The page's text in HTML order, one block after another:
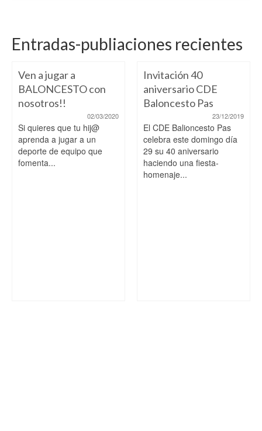
Entradas-publiaciones recientes
Ven a jugar a
BALONCESTO con
nosotros!!
02/03/2020
Si quieres que tu hij@
aprenda a jugar a un
deporte de equipo que
fomenta...
Invitación 40
aniversario CDE
Baloncesto Pas
23/12/2019
El CDE Balioncesto Pas
celebra este domingo día
29 su 40 aniversario
haciendo una fiesta-
homenaje...